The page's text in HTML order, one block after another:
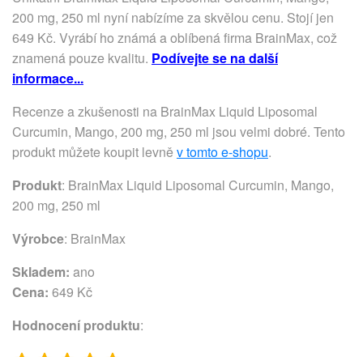
200 mg, 250 ml nyní nabízíme za skvělou cenu. Stojí jen
649 Kč. Vyrábí ho známá a oblíbená firma BrainMax, což
znamená pouze kvalitu. Podívejte se na další
informace...
Recenze a zkušenosti na BrainMax Liquid Liposomal
Curcumin, Mango, 200 mg, 250 ml jsou velmi dobré. Tento
produkt můžete koupit levně v tomto e-shopu.
Produkt: BrainMax Liquid Liposomal Curcumin, Mango,
200 mg, 250 ml
Výrobce: BrainMax
Skladem: ano
Cena: 649 Kč
Hodnocení produktu: